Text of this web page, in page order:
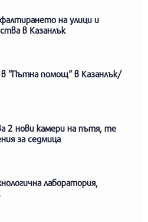
на улици и
в Казанлък
“Пътна помощ“ в Казанлък/
2 нови камери на пътя, те
за седмица
лаборатория,